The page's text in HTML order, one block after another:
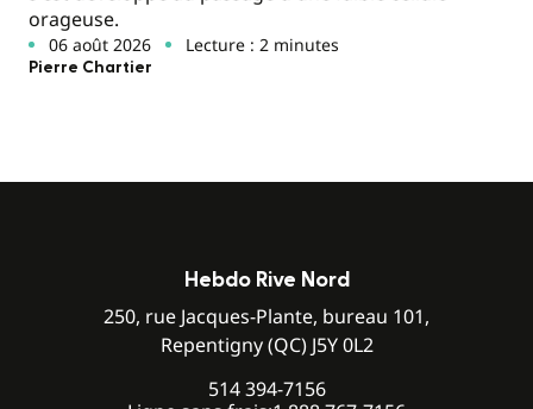
orageuse.
06 août 2026 Lecture : 2 minutes
Pierre Chartier
Hebdo Rive Nord
250, rue Jacques-Plante, bureau 101,
Repentigny (QC) J5Y 0L2
514 394-7156